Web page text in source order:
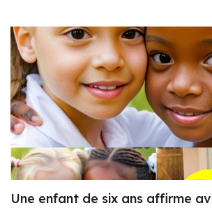
Une enfant de six ans affirme